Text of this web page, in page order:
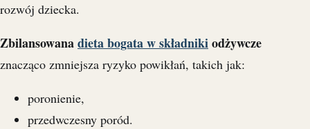
rozwój dziecka.
Zbilansowanadieta bogata w składnikiodżywcze
znacząco zmniejsza ryzyko powikłań, takich jak:
poronienie,
przedwczesny poród.